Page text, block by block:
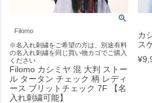
Filomo
※名入れ刺繍をご希望の方は、別途有料
の名入れ刺繍を同じ買い物カゴでご購入
ください
Filomo カシミヤ 混 大判 ストー
ル タータン チェック 柄 レディ
ース ブリットチェック 7F 【名
入れ刺繍可能】
カ
ス
¥